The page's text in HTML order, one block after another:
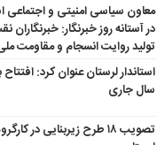
معاون سیاسی امنیتی و اجتماعی
در آستانه روز خبرنگار:
تولید روایت انسجام و مقاومت
استاندار لرستان عنوان کرد:
سال جاری
تصویب ۱۸ طرح زیربنایی در